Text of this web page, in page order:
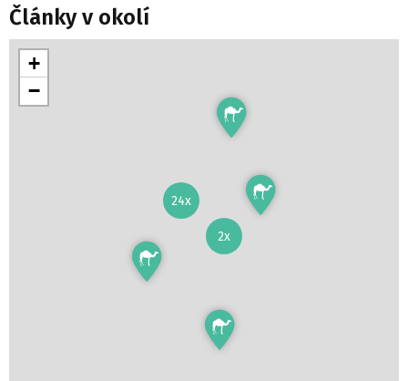
Články v okolí
2x
24x
+
−